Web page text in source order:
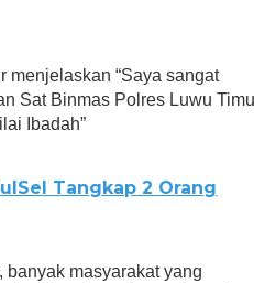
menjelaskan “Saya sangat
Sat Binmas Polres Luwu
Ibadah”
Tangkap 2 Orang
banyak masyarakat yang